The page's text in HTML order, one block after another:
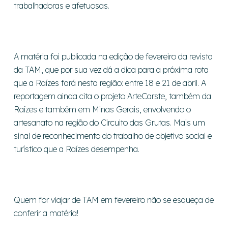
trabalhadoras e afetuosas.
A matéria foi publicada na edição de fevereiro da revista
da TAM, que por sua vez dá a dica para a próxima rota
que a Raízes fará nesta região: entre 18 e 21 de abril. A
reportagem ainda cita o projeto ArteCarste, também da
Raízes e também em Minas Gerais, envolvendo o
artesanato na região do Circuito das Grutas. Mais um
sinal de reconhecimento do trabalho de objetivo social e
turístico que a Raízes desempenha.
Quem for viajar de TAM em fevereiro não se esqueça de
conferir a matéria!